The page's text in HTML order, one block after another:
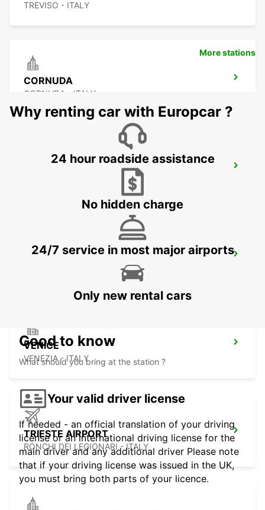
TREVISO - ITALY
CORNUDA
CORNUDA - ITALY
MESTRE
VENICE
VENEZIA - ITALY
TRIESTE AIRPORT
RONCHI DEI LEGIONARI - ITALY
More stations
Why renting car with Europcar ?
24 hour roadside assistance
No hidden charge
24/7 service in most major airports
Only new rental cars
Good to know
What should you bring at the station ?
Your valid driver license
If needed - an official translation of your driving
license or an international driving license for the
main driver and any additional driver Please note
that if your driving license was issued in the UK,
you must bring both parts of your licence.